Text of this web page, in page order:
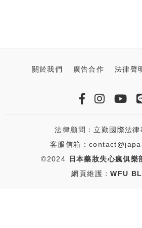
關於我們 廣告合作 法律聲
法律顧問：立勤國際法律
客服信箱：
©2024
日本藥妝失心瘋俱樂
網頁維護：WFU